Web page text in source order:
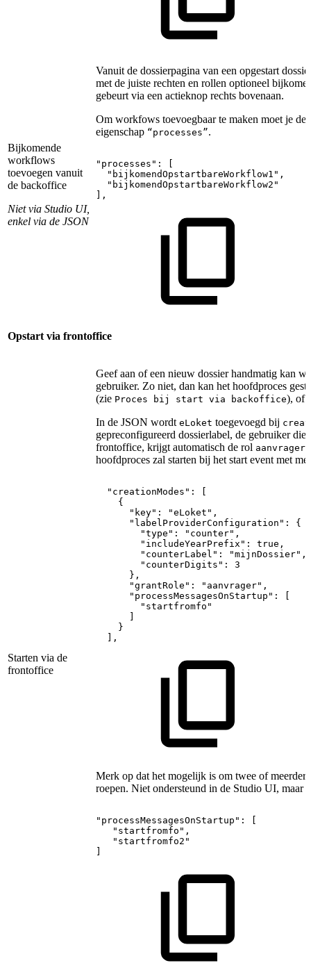
Bijkomende
workflows
toevoegen vanuit
de backoffice
Niet via Studio UI,
enkel via de JSON
Vanuit de dossierpagina van een opgestart
met de juiste rechten en rollen optioneel
gebeurt via een actieknop rechts bovenaan.
Om workfows toevoegbaar te maken moet je de
eigenschap “processes”.
"processes":
"bijkomendOpstartbareWorkflow1",
"bijkomendOpstartbareWorkflow2"
],
Opstart via frontoffice
Starten via de
frontoffice
Geef aan of een nieuw dossier handmatig kan
gebruiker. Zo niet, dan kan het hoofdproces
(zie Proces bij start via backoffice), of
In de JSON wordt eLoket toegevoegd bij
gepreconfigureerd dossierlabel, de gebruiker die
frontoffice, krijgt automatisch de rol aanvrager
hoofdproces zal starten bij het start event met
"creationModes":
{
"key":
"eLoket",
"labelProviderConfiguration":
{
"type":
"counter",
"includeYearPrefix":
true,
"counterLabel":
"mijnDossier",
"counterDigits":
3
},
"grantRole":
"aanvrager",
"processMessagesOnStartup":
"startfromfo"
}
],
Merk op dat het mogelijk is om twee of
roepen. Niet ondersteund in de Studio UI, maar
"processMessagesOnStartup":
"startfromfo",
"startfromfo2"